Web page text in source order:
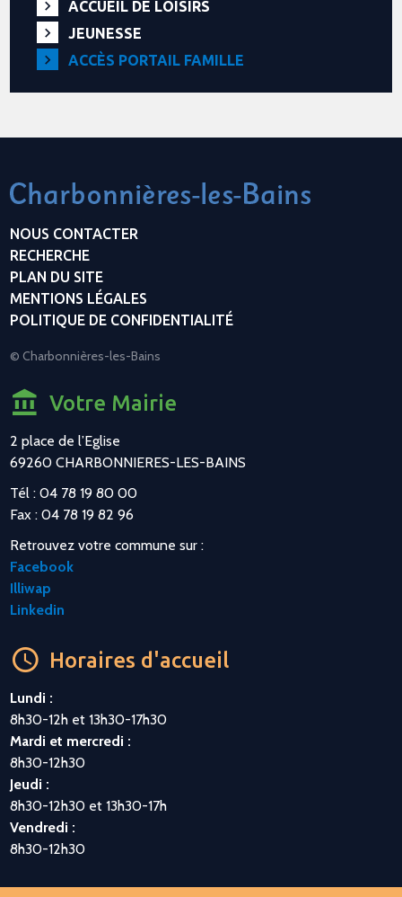
ACCUEIL DE LOISIRS
JEUNESSE
ACCÈS PORTAIL FAMILLE
NOUS CONTACTER
RECHERCHE
PLAN DU SITE
MENTIONS LÉGALES
POLITIQUE DE CONFIDENTIALITÉ
© Charbonnières-les-Bains
Votre Mairie
2 place de l’Eglise
69260 CHARBONNIERES-LES-BAINS
Tél : 04 78 19 80 00
Fax : 04 78 19 82 96
Retrouvez votre commune sur :
Facebook
Illiwap
Linkedin
Horaires d'accueil
Lundi :
8h30-12h et 13h30-17h30
Mardi et mercredi :
8h30-12h30
Jeudi :
8h30-12h30 et 13h30-17h
Vendredi :
8h30-12h30